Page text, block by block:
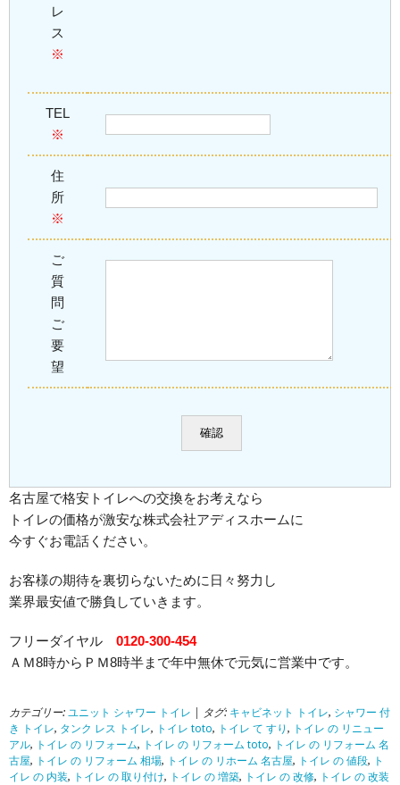
レ
ス
※
TEL
※
住
所
※
ご
質
問
ご
要
望
名古屋で格安トイレへの交換をお考えなら
トイレの価格が激安な株式会社アディスホームに
今すぐお電話ください。
お客様の期待を裏切らないために日々努力し
業界最安値で勝負していきます。
フリーダイヤル 0120-300-454
ＡＭ8時からＰＭ8時半まで年中無休で元気に営業中です。
カテゴリー: ユニット シャワー トイレ | タグ: キャビネット トイレ, シャワー 付
き トイレ, タンク レス トイレ, トイレ toto, トイレ て すり , トイレ の リニュー
アル, トイレ の リフォーム, トイレ の リフォーム toto, トイレ の リフォーム 名
古屋, トイレ の リフォーム 相場, トイレ の リホーム 名古屋, トイレ の 値段, ト
イレ の 内装, トイレ の 取り付け, トイレ の 増築, トイレ の 改修, トイレ の 改装